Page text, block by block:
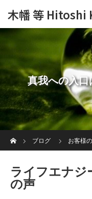
木幡 等 Hitoshi
真我への入
ブログ
お客様
ライフエナジ
の声